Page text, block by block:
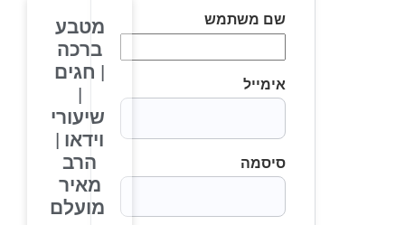
שם משתמש
אימייל
סיסמה
מטבע
ברכה
| חגים
שיעורי
וידאו |
הרב
מאיר
מועלם